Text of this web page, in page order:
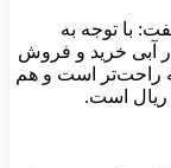
با توجه به
آبی خرید و فروش
راحت‌تر است و هم
ریال است.